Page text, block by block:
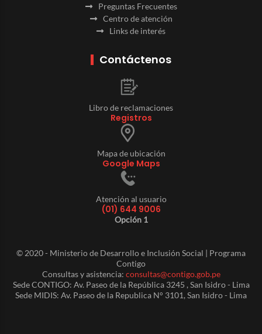
Preguntas Frecuentes
Centro de atención
Links de interés
Contáctenos
Libro de reclamaciones
Registros
Mapa de ubicación
Google Maps
Atención al usuario
(01) 644 9006
Opción 1
© 2020 - Ministerio de Desarrollo e Inclusión Social | Programa
Contigo
Consultas y asistencia: consultas@contigo.gob.pe
Sede CONTIGO: Av. Paseo de la República 3245 , San Isidro - Lima
Sede MIDIS: Av. Paseo de la Republica N° 3101, San Isidro - Lima